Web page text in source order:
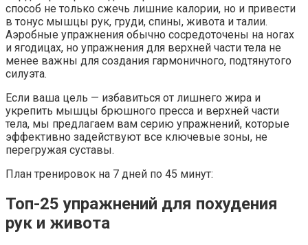
способ не только сжечь лишние калории, но и привести
в тонус мышцы рук, груди, спины, живота и талии.
Аэробные упражнения обычно сосредоточены на ногах
и ягодицах, но упражнения для верхней части тела не
менее важны для создания гармоничного, подтянутого
силуэта.
Если ваша цель — избавиться от лишнего жира и
укрепить мышцы брюшного пресса и верхней части
тела, мы предлагаем вам серию упражнений, которые
эффективно задействуют все ключевые зоны, не
перегружая суставы.
План тренировок на 7 дней по 45 минут:
Топ-25 упражнений для похудения
рук и живота